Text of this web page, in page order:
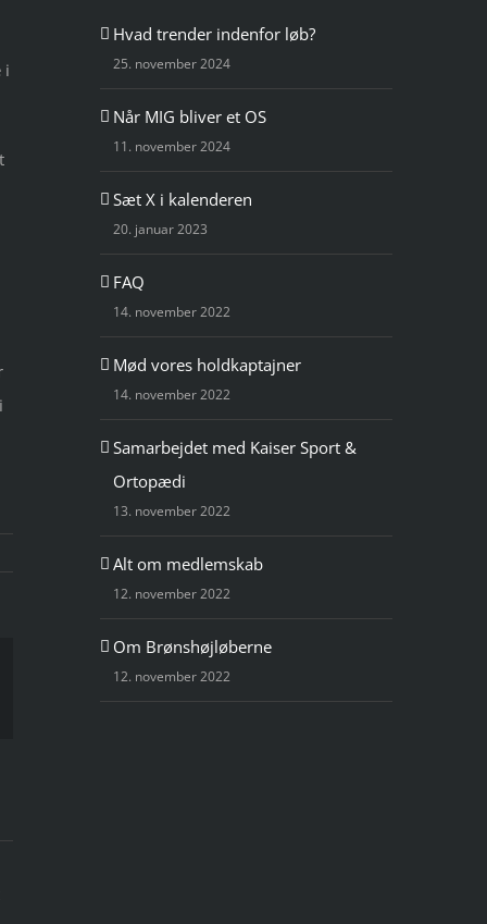
i
Hvad trender indenfor løb?
25. november 2024
Når MIG bliver et OS
11. november 2024
Sæt X i kalenderen
20. januar 2023
FAQ
14. november 2022
Mød vores holdkaptajner
14. november 2022
Samarbejdet med Kaiser Sport &
Ortopædi
13. november 2022
Alt om medlemskab
12. november 2022
Om Brønshøjløberne
12. november 2022